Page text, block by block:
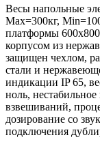
Весы напольные
Мах=300кг,
платформы
корпусом из
защищен чехлом,
стали и
индикации IP 65,
ноль,
взвешиваний,
дозирование со
подключения